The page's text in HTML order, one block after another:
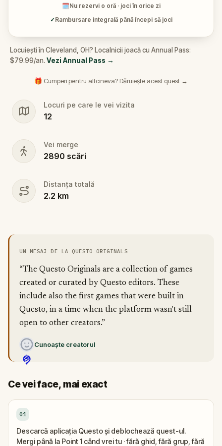
🗓Nu rezervi o oră · joci în orice zi
✓Rambursare integrală până începi să joci
Locuiești în Cleveland, OH? Localnicii joacă cu Annual Pass:
$79.99/an. Vezi Annual Pass →
🎁 Cumperi pentru altcineva? Dăruiește acest quest →
Locuri pe care le vei vizita
12
Vei merge
2890 scări
Distanța totală
2.2 km
UN MESAJ DE LA QUESTO ORIGINALS
“The Questo Originals are a collection of games
created or curated by Questo editors. These
include also the first games that were built in
Questo, in a time when the platform wasn't still
open to other creators.”
Cunoaște creatorul
Ce vei face, mai exact
01
Descarcă aplicația Questo și deblochează quest-ul.
Mergi până la Point 1 când vrei tu · fără ghid, fără grup, fără